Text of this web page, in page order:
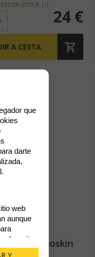
EN STOCK (1 )
24 €
A CESTA
-
100+ Xenoskin
Gathering
otras de
servicios
ofertas
de sus
nuestra
que
darte
web
aunque
el carrito
no
Y